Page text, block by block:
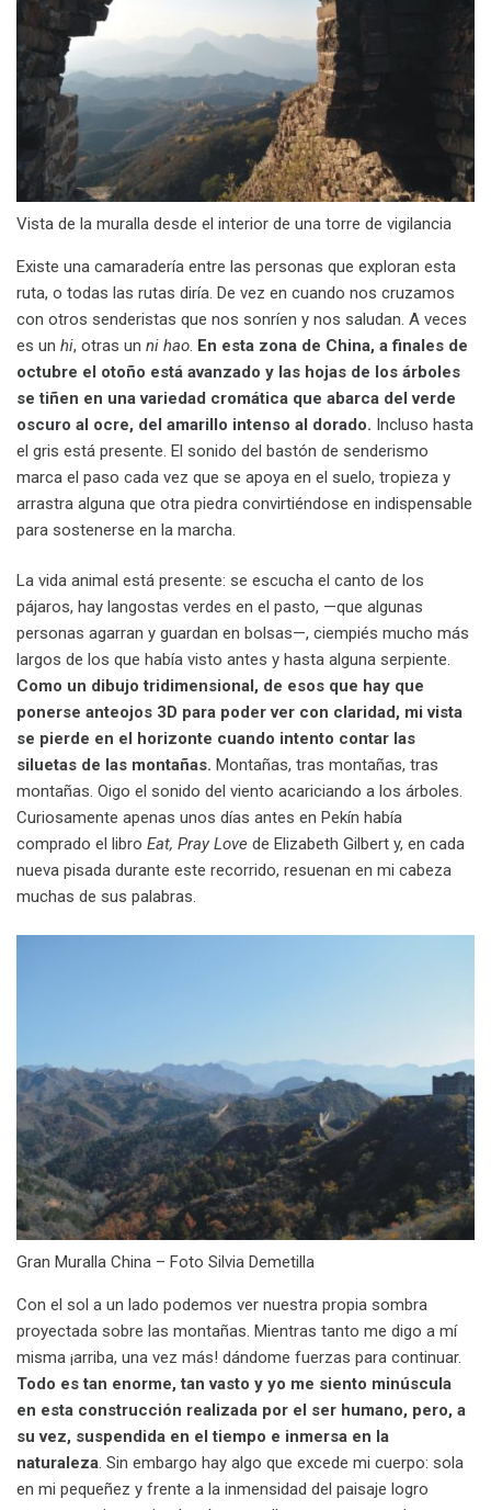
Vista de la muralla desde el interior de una torre de vigilancia
Existe una camaradería entre las personas que exploran esta
ruta, o todas las rutas diría. De vez en cuando nos cruzamos
con otros senderistas que nos sonríen y nos saludan. A veces
es un hi, otras un ni hao. En esta zona de China, a finales de
octubre el otoño está avanzado y las hojas de los árboles
se tiñen en una variedad cromática que abarca del verde
oscuro al ocre, del amarillo intenso al dorado. Incluso hasta
el gris está presente. El sonido del bastón de senderismo
marca el paso cada vez que se apoya en el suelo, tropieza y
arrastra alguna que otra piedra convirtiéndose en indispensable
para sostenerse en la marcha.
La vida animal está presente: se escucha el canto de los
pájaros, hay langostas verdes en el pasto, —que algunas
personas agarran y guardan en bolsas—, ciempiés mucho más
largos de los que había visto antes y hasta alguna serpiente.
Como un dibujo tridimensional, de esos que hay que
ponerse anteojos 3D para poder ver con claridad, mi vista
se pierde en el horizonte cuando intento contar las
siluetas de las montañas. Montañas, tras montañas, tras
montañas. Oigo el sonido del viento acariciando a los árboles.
Curiosamente apenas unos días antes en Pekín había
comprado el libro Eat, Pray Love de Elizabeth Gilbert y, en cada
nueva pisada durante este recorrido, resuenan en mi cabeza
muchas de sus palabras.
Gran Muralla China – Foto Silvia Demetilla
Con el sol a un lado podemos ver nuestra propia sombra
proyectada sobre las montañas. Mientras tanto me digo a mí
misma ¡arriba, una vez más! dándome fuerzas para continuar.
Todo es tan enorme, tan vasto y yo me siento minúscula
en esta construcción realizada por el ser humano, pero, a
su vez, suspendida en el tiempo e inmersa en la
naturaleza. Sin embargo hay algo que excede mi cuerpo: sola
en mi pequeñez y frente a la inmensidad del paisaje logro